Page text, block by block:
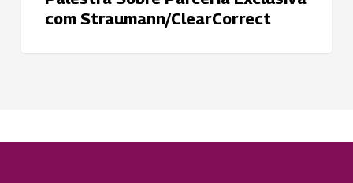
com Straumann/ClearCorrect